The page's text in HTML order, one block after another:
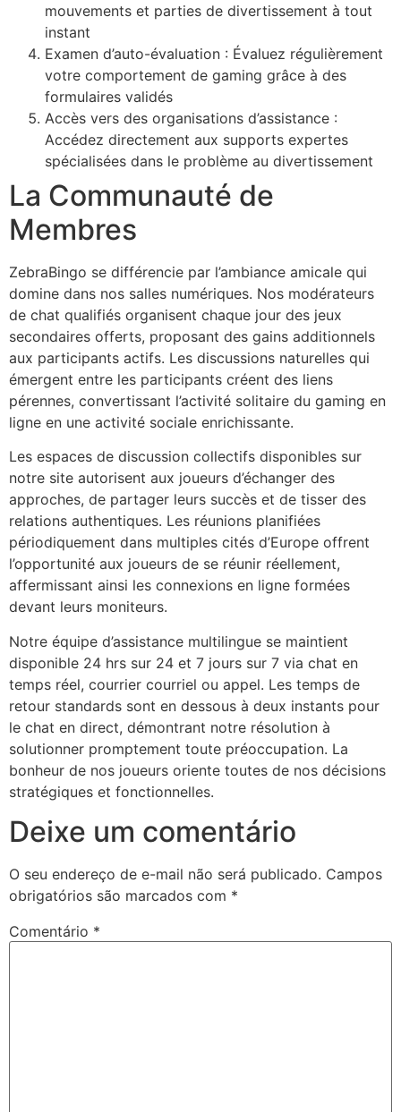
mouvements et parties de divertissement à tout
instant
Examen d’auto-évaluation : Évaluez régulièrement
votre comportement de gaming grâce à des
formulaires validés
Accès vers des organisations d’assistance :
Accédez directement aux supports expertes
spécialisées dans le problème au divertissement
La Communauté de
Membres
ZebraBingo se différencie par l’ambiance amicale qui
domine dans nos salles numériques. Nos modérateurs
de chat qualifiés organisent chaque jour des jeux
secondaires offerts, proposant des gains additionnels
aux participants actifs. Les discussions naturelles qui
émergent entre les participants créent des liens
pérennes, convertissant l’activité solitaire du gaming en
ligne en une activité sociale enrichissante.
Les espaces de discussion collectifs disponibles sur
notre site autorisent aux joueurs d’échanger des
approches, de partager leurs succès et de tisser des
relations authentiques. Les réunions planifiées
périodiquement dans multiples cités d’Europe offrent
l’opportunité aux joueurs de se réunir réellement,
affermissant ainsi les connexions en ligne formées
devant leurs moniteurs.
Notre équipe d’assistance multilingue se maintient
disponible 24 hrs sur 24 et 7 jours sur 7 via chat en
temps réel, courrier courriel ou appel. Les temps de
retour standards sont en dessous à deux instants pour
le chat en direct, démontrant notre résolution à
solutionner promptement toute préoccupation. La
bonheur de nos joueurs oriente toutes de nos décisions
stratégiques et fonctionnelles.
Deixe um comentário
O seu endereço de e-mail não será publicado. Campos
obrigatórios são marcados com *
Comentário *